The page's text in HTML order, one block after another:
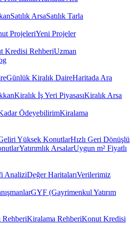
Satılık ArsaSatılık Tarla
ProjeleriYeni Projeler
Kredisi RehberiUzman
Günlük Kiralık DaireHaritada Ara
Kiralık İş Yeri PiyasasıKiralık Arsa
ÖdeyebilirimKiralama
Yüksek KonutlarHızlı Geri Dönüşlü
Yatırımlık ArsalarUygun m² Fiyatlı
AnaliziDeğer HaritalarıVerilerimiz
GYF (Gayrimenkul Yatırım
RehberiKiralama RehberiKonut Kredisi